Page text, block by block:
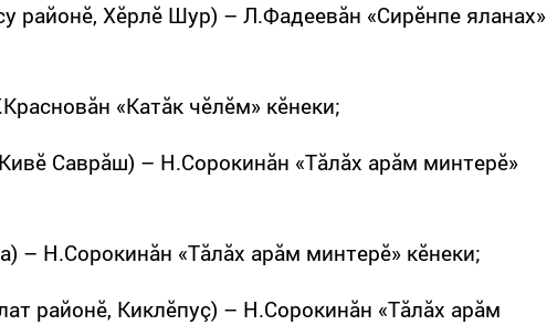
районӗ, Хӗрлӗ Шур) – Л.Фадеевăн «Сирӗнпе яланах»
«Катăк чӗлӗм» кӗнеки;
Саврăш) – Н.Сорокинăн «Тăлăх арăм минтерӗ»
– Н.Сорокинăн «Тăлăх арăм минтерӗ» кӗнеки;
районӗ, Киклӗпуç) – Н.Сорокинăн «Тăлăх арăм